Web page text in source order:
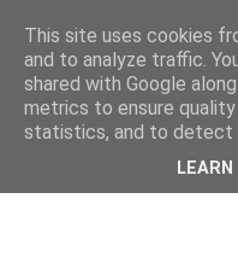
This site uses cookies
and to analyze traffic.
shared with Google
metrics to ensure
statistics, and to detect